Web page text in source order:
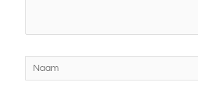
Naam